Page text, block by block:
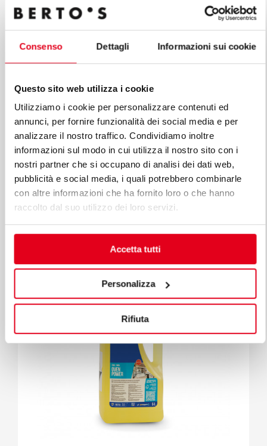
Consenso Dettagli Informazioni sui cookie
Questo sito web utilizza i cookie
Utilizziamo i cookie per personalizzare contenuti ed
annunci, per fornire funzionalità dei social media e per
analizzare il nostro traffico. Condividiamo inoltre
informazioni sul modo in cui utilizza il nostro sito con i
nostri partner che si occupano di analisi dei dati web,
pubblicità e social media, i quali potrebbero combinarle
con altre informazioni che ha fornito loro o che hanno
raccolto dal suo utilizzo dei loro servizi.
Accetta tutti
Personalizza
Rifiuta
CARTOUCHE POUR ADOUCISSEUR D'EAU
AVEC FILTRE À RÉSINE
Accessoires